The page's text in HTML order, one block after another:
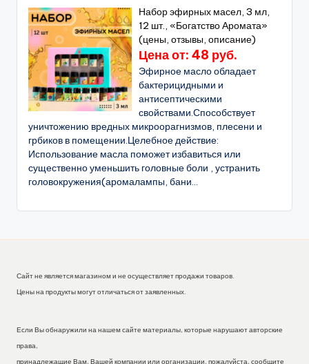
Набор эфирных масел, 3 мл,
12 шт., «Богатство Аромата»
(цены, отзывы, описание)
Цена от: 48 руб.
Эфирное масло обладает
бактерицидными и
антисептическими
свойствами.Способствует
уничтожению вредных микроорагнизмов, плесени и
грбиков в помещении.Целебное действие:
Использование масла поможет избавиться или
существенно уменьшить головные боли , устранить
головокружения(аромалампы, бани...
Сайт не является магазином и не осуществляет продажи товаров.
Цены на продукты могут отличаться от заявленных.
Если Вы обнаружили на нашем сайте материалы, которые нарушают авторские
права,
принадлежащие Вам, Вашей компании или организации, пожалуйста, сообщите